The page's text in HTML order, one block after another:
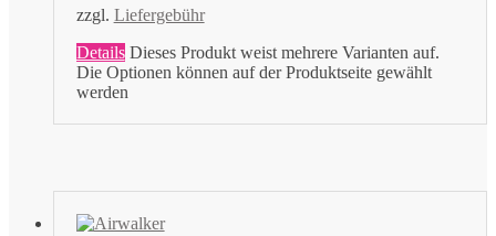
zzgl. Liefergebühr
Details Dieses Produkt weist mehrere Varianten auf.
Die Optionen können auf der Produktseite gewählt
werden